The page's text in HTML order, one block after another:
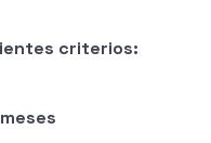
criterios: